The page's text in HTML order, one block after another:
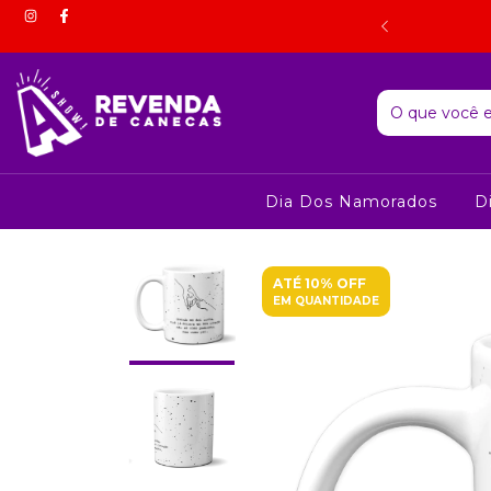
do valor correspondente mediante comprovação por
Dia Dos Namorados
ATÉ 10% OFF
EM QUANTIDADE